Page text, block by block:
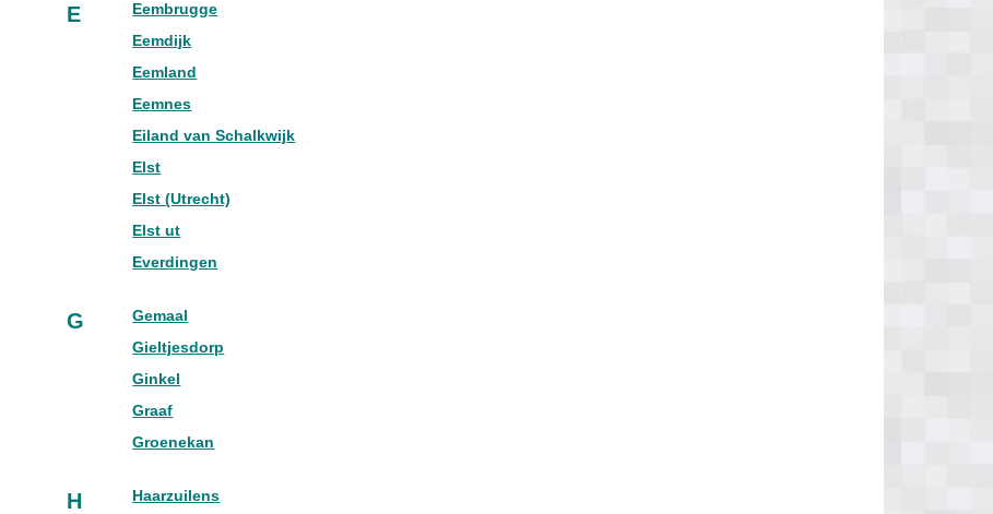
E
Eembrugge
Eemdijk
Eemland
Eemnes
Eiland van Schalkwijk
Elst
Elst (Utrecht)
Elst ut
Everdingen
G
Gemaal
Gieltjesdorp
Ginkel
Graaf
Groenekan
H
Haarzuilens